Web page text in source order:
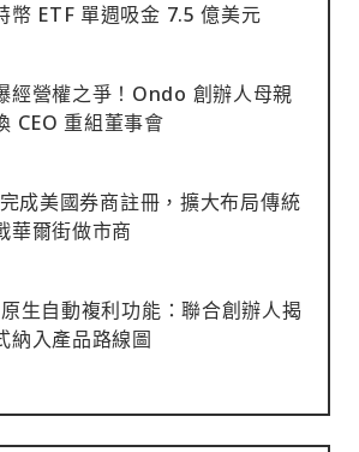
幣 ETF 單週吸金 7.5 億美元
經營權之爭！Ondo 創辦人母親
CEO 重組董事會
美國券商註冊，擴大布局傳統
華爾街做市商
生自動複利功能：聯合創辦人揭
納入產品路線圖